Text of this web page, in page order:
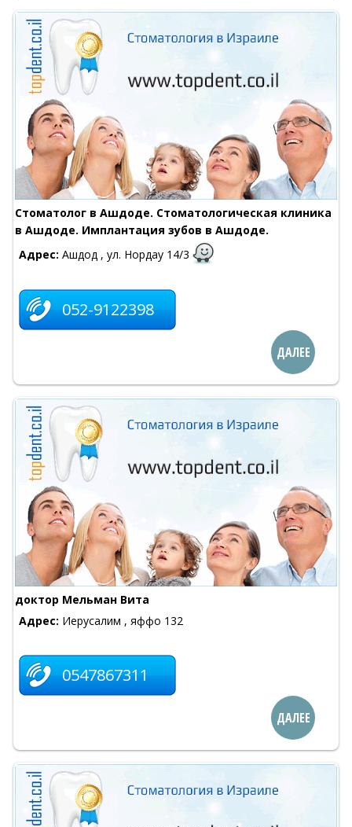
Стоматолог в Ашдоде. Стоматологическая клиника
в Ашдоде. Имплантация зубов в Ашдоде.
Адрес: Ашдод , ул. Нордау 14/3
052-9122398
ДАЛЕЕ
доктор Мельман Вита
Адрес: Иерусалим , яффо 132
0547867311
ДАЛЕЕ